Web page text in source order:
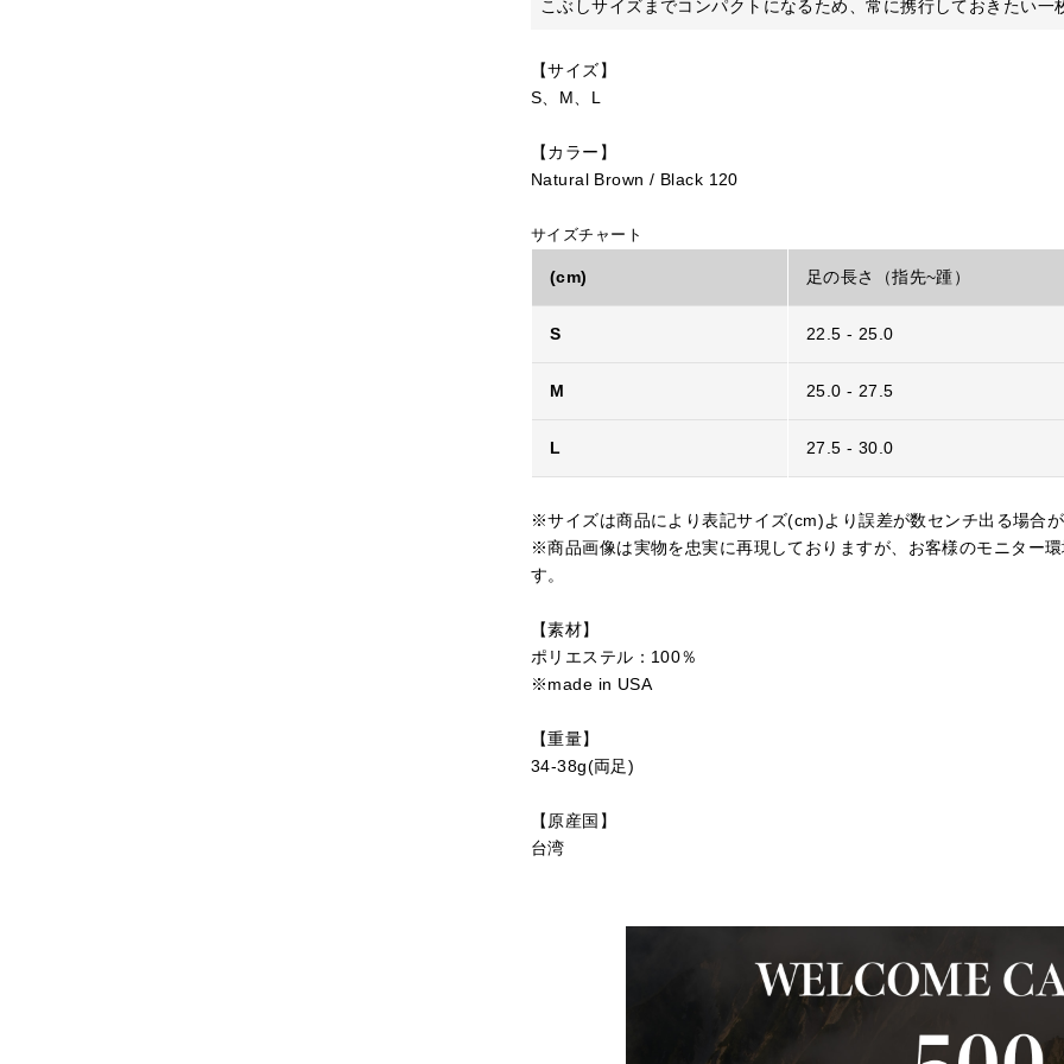
こぶしサイズまでコンパクトになるため、常に携行しておきたい一
【サイズ】
S、M、L
【カラー】
Natural Brown / Black 120
サイズチャート
(cm) 足の長さ（指先~踵）
S 22.5 - 25.0
M 25.0 - 27.5
L 27.5 - 30.0
※サイズは商品により表記サイズ(cm)より誤差が数センチ出る場合が
※商品画像は実物を忠実に再現しておりますが、お客様のモニター
す。
【素材】
ポリエステル：100％
※made in USA
【重量】
34-38g(両足)
【原産国】
台湾